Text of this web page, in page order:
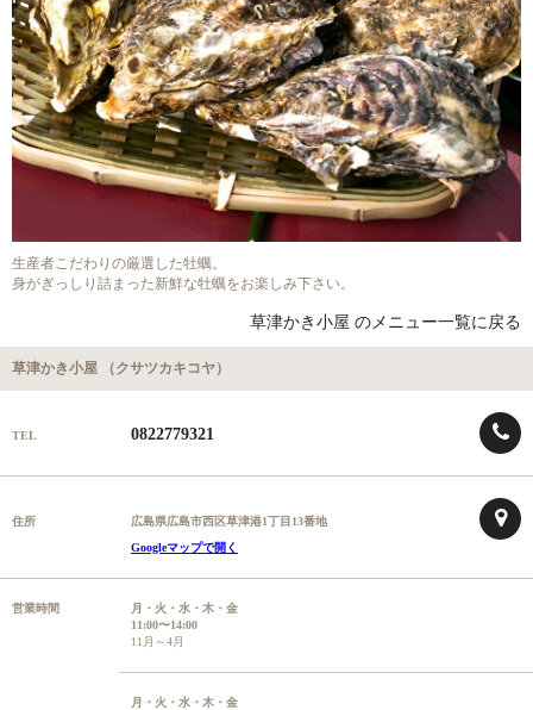
生産者こだわりの厳選した牡蠣。
身がぎっしり詰まった新鮮な牡蠣をお楽しみ下さい。
草津かき小屋 のメニュー一覧に戻る
草津かき小屋 （クサツカキコヤ）
TEL 0822779321
住所
広島県広島市西区草津港1丁目13番地
Googleマップで開く
営業時間
月・火・水・木・金
11:00〜14:00
11月～4月
月・火・水・木・金